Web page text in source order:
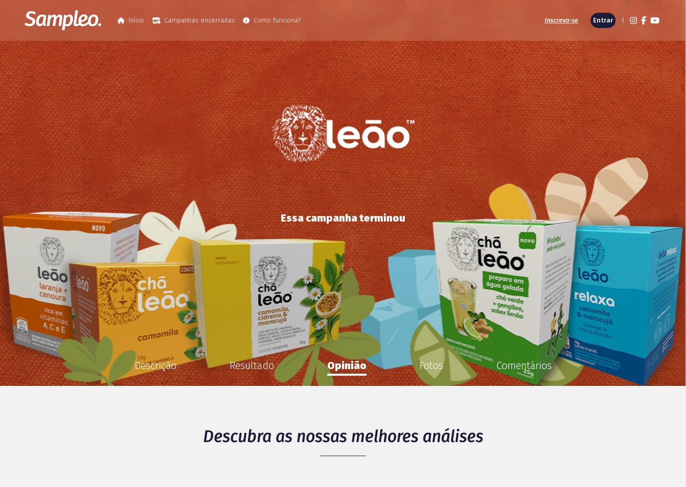
Início Campanhas encerradas Como funciona? Inscreva-se Entrar
Essa campanha terminou
Descrição Resultado Opinião Fotos Comentários
Descubra as nossas melhores análises